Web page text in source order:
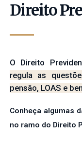
Direito
O Direito
regula as
pensão, LOAS e
Conheça algumas
no ramo do Direito